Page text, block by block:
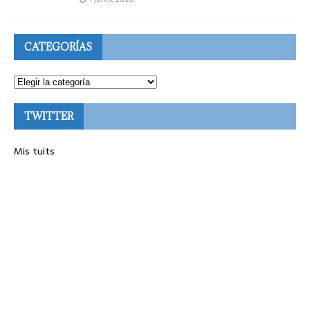
CATEGORÍAS
TWITTER
Mis tuits